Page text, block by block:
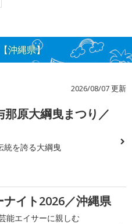
沖縄県】
2026/08/07 更新
那原大綱曳まつり／
統を誇る大綱曳
ナイト2026／沖縄県
能エイサーに親しむ